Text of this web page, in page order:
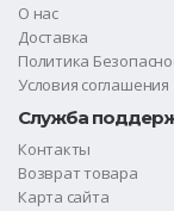
О нас
Доставка
Политика
Условия соглашения
Служба
Контакты
Возврат товара
Карта сайта